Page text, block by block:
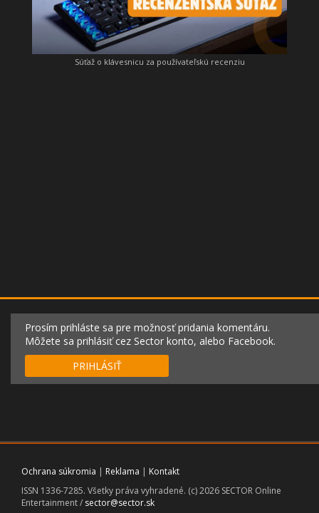
Súťaž o klávesnicu za používateľskú recenziu
Prosím prihláste sa pre možnosť pridania komentáru.
Môžete sa prihlásiť cez Sector konto, alebo Facebook.
PRIHLÁSIŤ
Ochrana súkromia | Reklama | Kontakt
ISSN 1336-7285. Všetky práva vyhradené. (c) 2026 SECTOR Online
Entertainment / sector@sector.sk